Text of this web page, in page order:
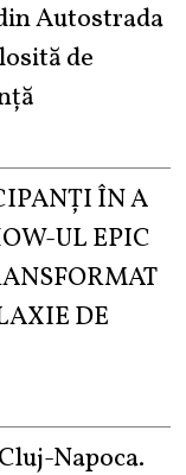
Autostrada
de
ÎN A
UL EPIC
DE
Napoca.